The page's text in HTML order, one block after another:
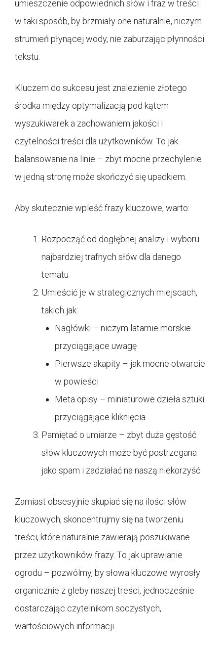
umieszczenie odpowiednich słów i fraz w treści
w taki sposób, by brzmiały one naturalnie, niczym
strumień płynącej wody, nie zaburzając płynności
tekstu.
Kluczem do sukcesu jest znalezienie złotego
środka między optymalizacją pod kątem
wyszukiwarek a zachowaniem jakości i
czytelności treści dla użytkowników. To jak
balansowanie na linie – zbyt mocne przechylenie
w jedną stronę może skończyć się upadkiem.
Aby skutecznie wpleść frazy kluczowe, warto:
Rozpocząć od dogłębnej analizy i wyboru
najbardziej trafnych słów dla danego
tematu
Umieścić je w strategicznych miejscach,
takich jak:
Nagłówki – niczym latarnie morskie
przyciągające uwagę
Pierwsze akapity – jak mocne otwarcie
w powieści
Meta opisy – miniaturowe dzieła sztuki
przyciągające kliknięcia
Pamiętać o umiarze – zbyt duża gęstość
słów kluczowych może być postrzegana
jako spam i zadziałać na naszą niekorzyść
Zamiast obsesyjnie skupiać się na ilości słów
kluczowych, skoncentrujmy się na tworzeniu
treści, które naturalnie zawierają poszukiwane
przez użytkowników frazy. To jak uprawianie
ogrodu – pozwólmy, by słowa kluczowe wyrosły
organicznie z gleby naszej treści, jednocześnie
dostarczając czytelnikom soczystych,
wartościowych informacji.